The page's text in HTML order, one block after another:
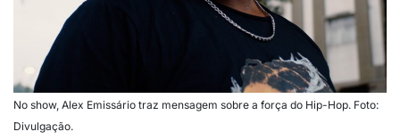
No show, Alex Emissário traz mensagem sobre a força do Hip-Hop. Foto:
Divulgação.